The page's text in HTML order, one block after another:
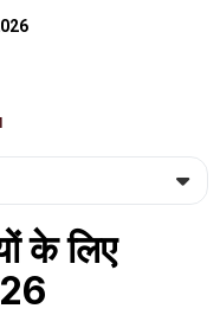
के लिए